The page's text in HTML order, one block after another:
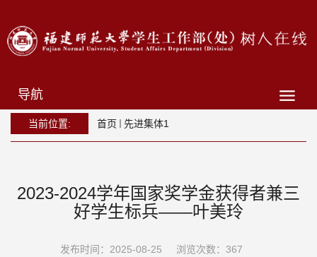
导航
当前位置: 首页 先进集体1
2023-2024学年国家奖学金获得者兼三
好学生标兵——叶美玲
发布时间：2025-08-25 浏览次数： 367